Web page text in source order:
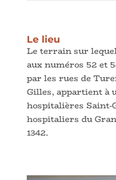
Le lieu
Le terrain sur
aux numéros 52 et
par les rues de
Gilles, appartient à
hospitalières Saint-
hospitaliers du
1342.